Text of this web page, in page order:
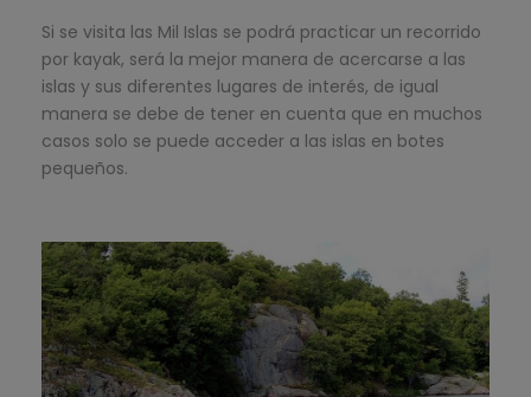
Si se visita las Mil Islas se podrá practicar un recorrido
por kayak, será la mejor manera de acercarse a las
islas y sus diferentes lugares de interés, de igual
manera se debe de tener en cuenta que en muchos
casos solo se puede acceder a las islas en botes
pequeños.